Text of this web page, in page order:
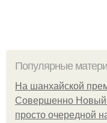
Популярные
На шанхайской
Совершенно Новый
просто очередной